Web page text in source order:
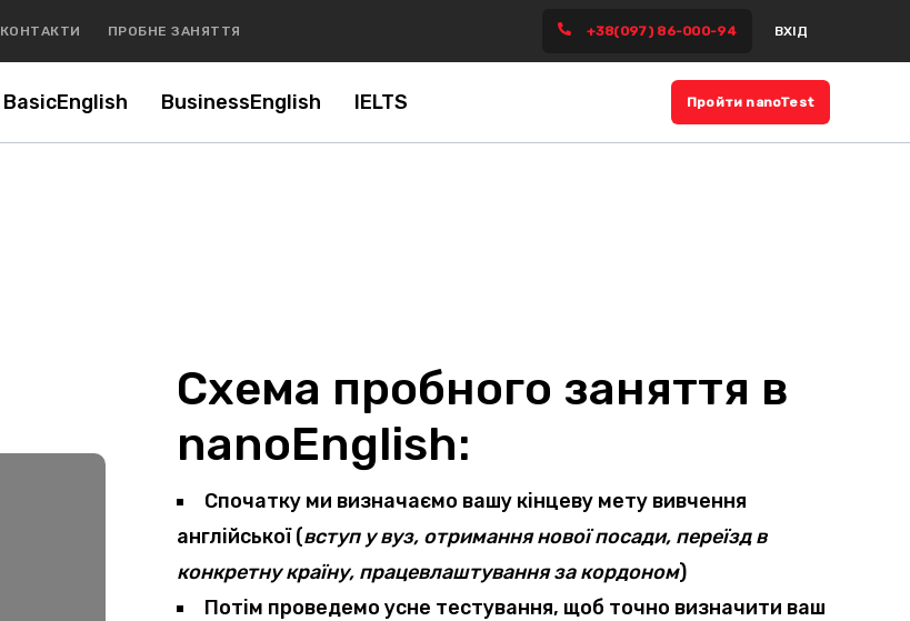
КОНТАКТИ ПРОБНЕ ЗАНЯТТЯ +38(097) 86-000-94 ВХІД
BasicEnglish BusinessEnglish IELTS Пройти nanoTest
Схема пробного заняття в
nanoEnglish:
Спочатку ми визначаємо вашу кінцеву метувивчення
англійської (вступ у вуз, отримання нової посади, переїзд в
конкретну країну, працевлаштування за кордоном)
Потім проведемо усне тестування, щоб точно визначити ваш